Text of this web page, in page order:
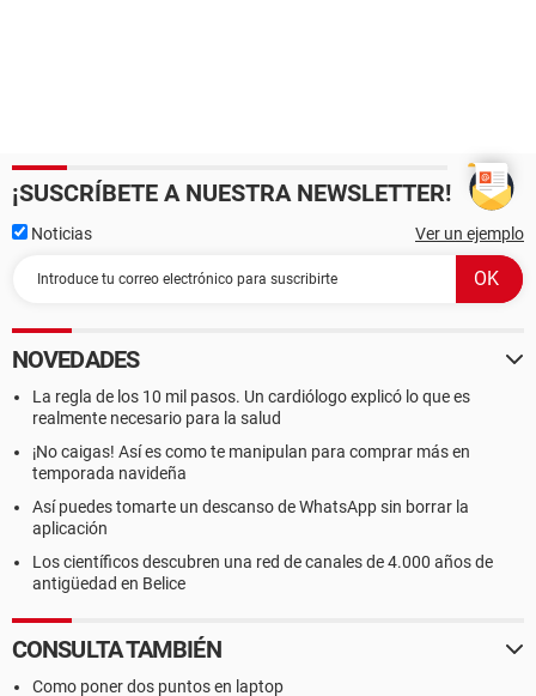
¡SUSCRÍBETE A NUESTRA NEWSLETTER!
Noticias Ver un ejemplo
NOVEDADES
La regla de los 10 mil pasos. Un cardiólogo explicó lo que es
realmente necesario para la salud
¡No caigas! Así es como te manipulan para comprar más en
temporada navideña
Así puedes tomarte un descanso de WhatsApp sin borrar la
aplicación
Los científicos descubren una red de canales de 4.000 años de
antigüedad en Belice
CONSULTA TAMBIÉN
Como poner dos puntos en laptop